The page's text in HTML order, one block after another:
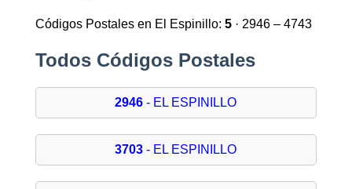
Códigos Postales en El Espinillo: 5· 2946 – 4743
Todos Códigos Postales
2946 - EL ESPINILLO
3703 - EL ESPINILLO